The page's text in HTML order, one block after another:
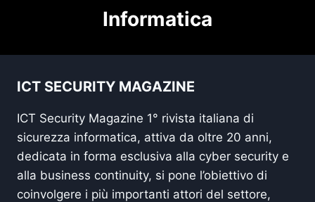
Informatica
ICT SECURITY MAGAZINE
ICT Security Magazine 1° rivista italiana di
sicurezza informatica, attiva da oltre 20 anni,
dedicata in forma esclusiva alla cyber security e
alla business continuity, si pone l’obiettivo di
coinvolgere i più importanti attori del settore,